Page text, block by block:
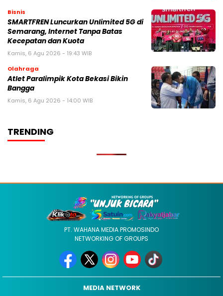
Bisnis
SMARTFREN Luncurkan Unlimited 5G di
Semarang, Internet Tanpa Batas
Kecepatan dan Kuota
Kamis, 6 Agu 2026 - 19:43 WIB
Olahraga
Atlet Paralimpik Kota Bekasi Bikin
Bangga
Kamis, 6 Agu 2026 - 14:00 WIB
TRENDING
PT. WAHANA MEDIA PROMOSINDO
NETWORKING OF GROUPS
MEDIA NETWORK